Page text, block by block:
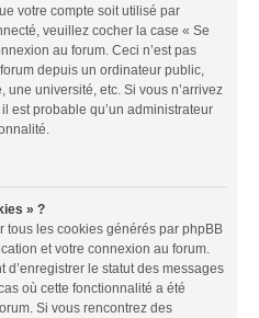
votre compte soit utilisé par
veuillez cocher la case « Se
au forum. Ceci n’est pas
depuis un ordinateur public,
université, etc. Si vous n’arrivez
est probable qu’un administrateur
» ?
tous les cookies générés par phpBB
et votre connexion au forum.
le statut des messages
où cette fonctionnalité a été
Si vous rencontrez des